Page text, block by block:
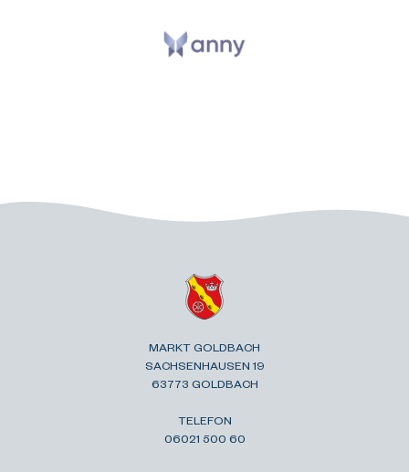
MARKT GOLDBACH
SACHSENHAUSEN 19
63773 GOLDBACH
TELEFON
06021 500 60